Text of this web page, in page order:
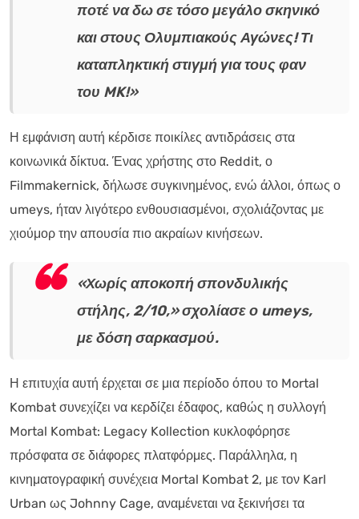
ποτέ να δω σε τόσο μεγάλο σκηνικό
και στους Ολυμπιακούς Αγώνες! Τι
καταπληκτική στιγμή για τους φαν
του MK!»
Η εμφάνιση αυτή κέρδισε ποικίλες αντιδράσεις στα
κοινωνικά δίκτυα. Ένας χρήστης στο Reddit, ο
Filmmakernick, δήλωσε συγκινημένος, ενώ άλλοι, όπως ο
umeys, ήταν λιγότερο ενθουσιασμένοι, σχολιάζοντας με
χιούμορ την απουσία πιο ακραίων κινήσεων.
«Χωρίς αποκοπή σπονδυλικής
στήλης, 2/10,» σχολίασε ο umeys,
με δόση σαρκασμού.
Η επιτυχία αυτή έρχεται σε μια περίοδο όπου το Mortal
Kombat συνεχίζει να κερδίζει έδαφος, καθώς η συλλογή
Mortal Kombat: Legacy Kollection κυκλοφόρησε
πρόσφατα σε διάφορες πλατφόρμες. Παράλληλα, η
κινηματογραφική συνέχεια Mortal Kombat 2, με τον Karl
Urban ως Johnny Cage, αναμένεται να ξεκινήσει τα